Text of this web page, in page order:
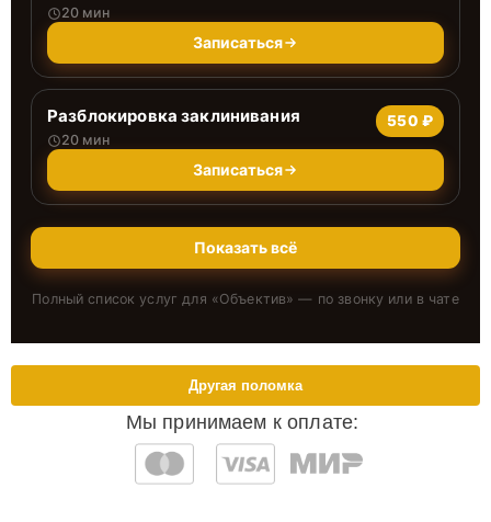
20 мин
Записаться
Разблокировка заклинивания
20 мин
550 ₽
Записаться
Показать всё
Полный список услуг для «Объектив» — по звонку или в чате
Мы принимаем к оплате:
Другая поломка